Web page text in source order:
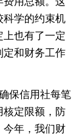
科学的约束机
也有了一定
定和财务工作
保信用社每笔
核定限额，防
今年，我们财